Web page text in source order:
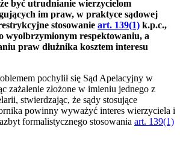
być utrudnianie wierzycielom
im praw, w praktyce sądowej
stosowanie art. 139(1) k.p.c.,
wyolbrzymionym respektowaniu, a
praw dłużnika kosztem interesu
pochylił się Sąd Apelacyjny w
zażalenie złożone w imieniu jednego z
stwierdzając, że sądy stosujące
powinny wyważyć interes wierzyciela i
formalistycznego stosowania art. 139(1)